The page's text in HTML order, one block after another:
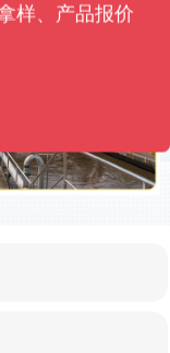
加量仅需0.01%
样、产品报价